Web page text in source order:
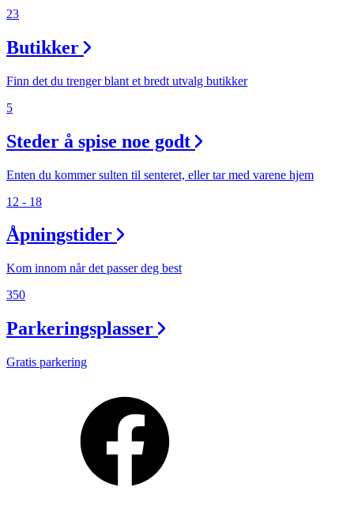
Gavekort
Finn frem
23
Butikker
Finn det du trenger blant et bredt utvalg butikker
5
Steder å spise noe godt
Enten du kommer sulten til senteret, eller tar med varene hjem
12 - 18
Åpningstider
Kom innom når det passer deg best
350
Parkeringsplasser
Gratis parkering